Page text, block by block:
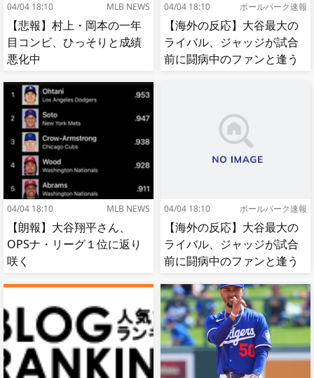
04/04 18:10 MLB NEWS
【悲報】村上・岡本の一年
目コンビ、ひっそりと成績
悪化中
04/04 18:10 ボールパーク速報
【海外の反応】大谷最大の
ライバル、ジャッジが試合
前に闘病中のファンと逢う
04/04 18:10 MLB NEWS
【朗報】大谷翔平さん、
OPSナ・リーグ１位に返り
咲く
04/04 18:10 ボールパーク速報
【海外の反応】大谷最大の
ライバル、ジャッジが試合
前に闘病中のファンと逢う